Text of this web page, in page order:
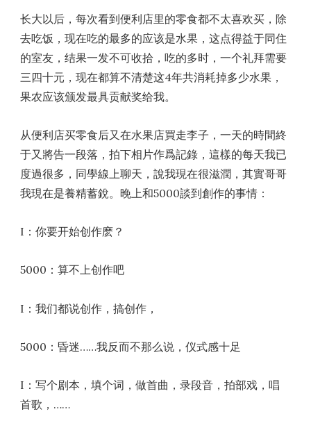
长大以后，每次看到便利店里的零食都不太喜欢买，除
去吃饭，现在吃的最多的应该是水果，这点得益于同住
的室友，结果一发不可收拾，吃的多时，一个礼拜需要
三四十元，现在都算不清楚这4年共消耗掉多少水果，
果农应该颁发最具贡献奖给我。
从便利店买零食后又在水果店買走李子，一天的時間終
于又將告一段落，拍下相片作爲記錄，這樣的每天我已
度過很多，同學線上聊天，說我現在很滋潤，其實哥哥
我現在是養精蓄銳。晚上和5000談到創作的事情：
I：你要开始创作麽？
5000：算不上创作吧
I：我们都说创作，搞创作，
5000：昏迷……我反而不那么说，仪式感十足
I：写个剧本，填个词，做首曲，录段音，拍部戏，唱
首歌，……